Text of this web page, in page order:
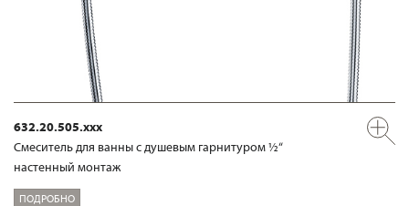
632.20.505.xxx
Смеситель для ванны с душевым гарнитуром ½“
настенный монтаж
ПОДРОБНО